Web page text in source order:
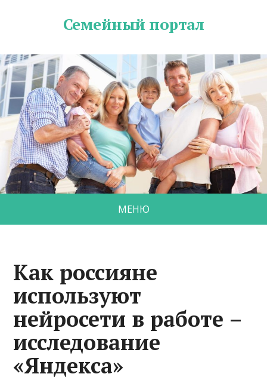
Семейный портал
МЕНЮ
Как россияне
используют
нейросети в работе –
исследование
«Яндекса»